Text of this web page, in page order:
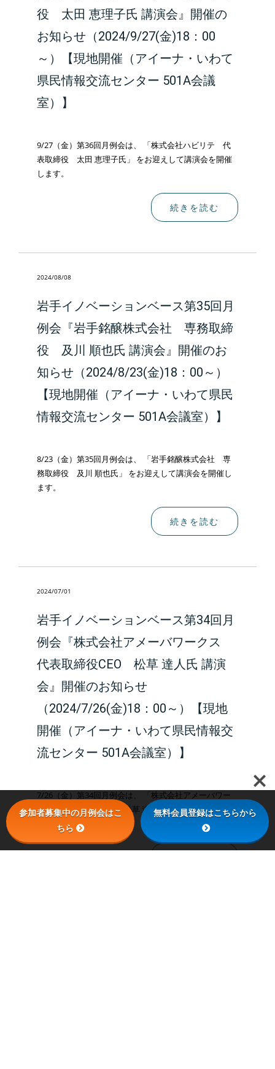
役 太田 恵理子氏 講演会』開催の
お知らせ（2024/9/27(金)18：00
～）【現地開催（アイーナ・いわて
県民情報交流センター 501A会議
室）】
9/27（金）第36回月例会は、 「株式会社ハビリテ 代
表取締役 太田 恵理子氏」 をお迎えして講演会を開催
します。
続きを読む
2024/08/08
岩手イノベーションベース第35回月
例会『岩手銘醸株式会社 専務取締
役 及川 順也氏 講演会』開催のお
知らせ（2024/8/23(金)18：00～）
【現地開催（アイーナ・いわて県民
情報交流センター 501A会議室）】
8/23（金）第35回月例会は、 「岩手銘醸株式会社 専
務取締役 及川 順也氏」 をお迎えして講演会を開催し
ます。
続きを読む
2024/07/01
岩手イノベーションベース第34回月
例会『株式会社アメーバワークス
代表取締役CEO 松草 達人氏 講演
会』開催のお知らせ
（2024/7/26(金)18：00～）【現地
開催（アイーナ・いわて県民情報交
流センター 501A会議室）】
7/26（金）第34回月例会は、 「株式会社アメーバワー
クス 代表取締役CEO 松草 達人氏」 をお迎えして講
演会を開催します。
参加者募集中の月例会はこ
ちら
無料会員登録はこちらから